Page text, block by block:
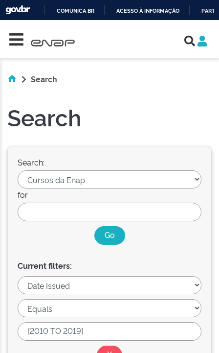
COMUNICA BR ACESSO À INFORMAÇÃO
Search
Search
Search:
for
Current filters: